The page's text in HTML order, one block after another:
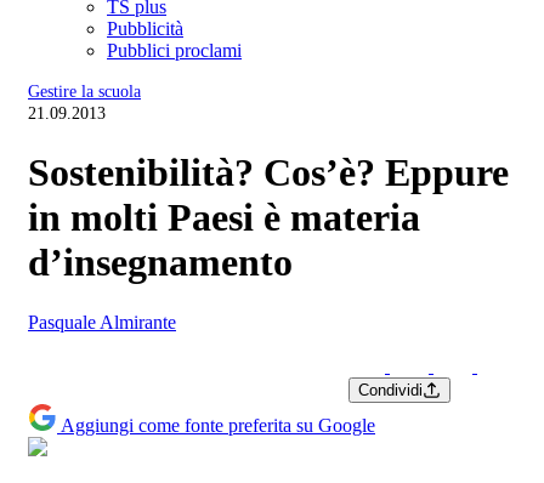
TS plus
Pubblicità
Pubblici proclami
Gestire la scuola
21.09.2013
Sostenibilità? Cos’è? Eppure
in molti Paesi è materia
d’insegnamento
Pasquale Almirante
Condividi
Aggiungi come fonte preferita su Google